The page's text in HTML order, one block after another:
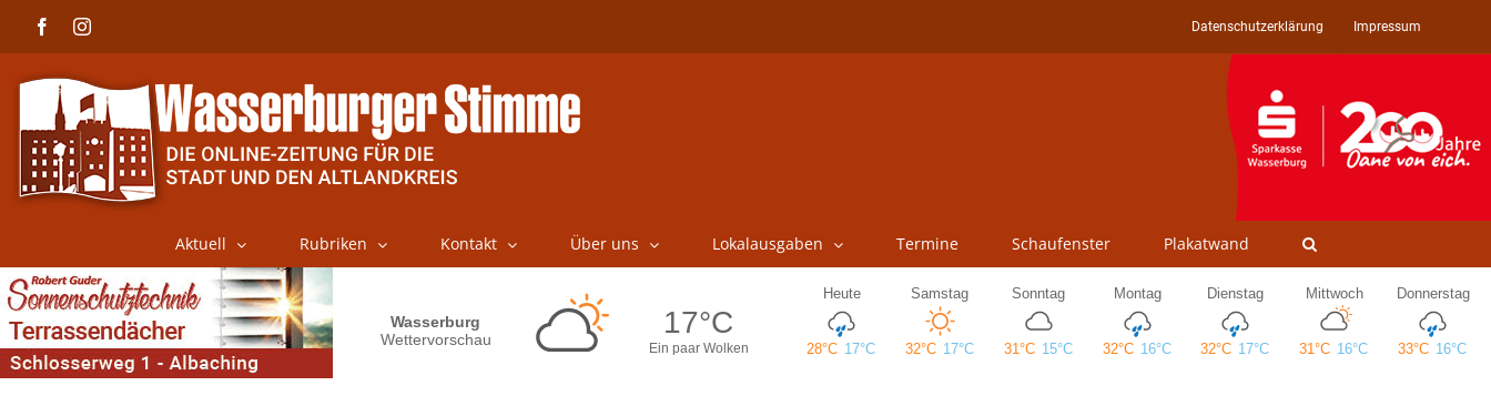
FacebookInstagram Datenschutzerklärung Impressum
Aktuell Rubriken Kontakt Über uns Lokalausgaben Termine Schaufenster Plakatwand